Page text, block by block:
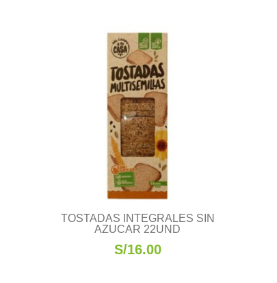
TOSTADAS INTEGRALES SIN
AZUCAR 22UND
S/16.00